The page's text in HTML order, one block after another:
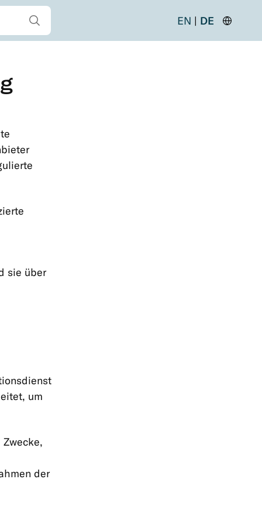
Alle Suchergebnisse anzeigen
EN DE
Region
sie über
um
der